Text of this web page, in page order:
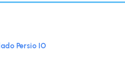
Persio IO